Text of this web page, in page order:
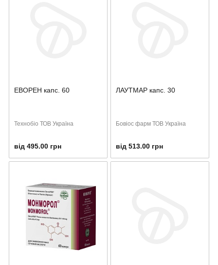
ЕВОРЕН капс. 60
Технобіо ТОВ Україна
від 495.00 грн
ЛАУТМАР капс. 30
Бовіос фарм ТОВ Україна
від 513.00 грн